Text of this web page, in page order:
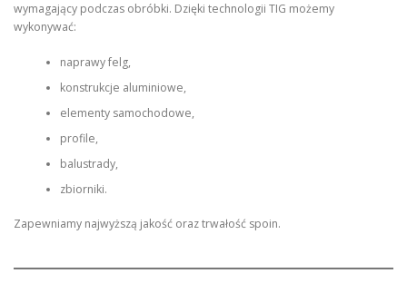
wymagający podczas obróbki. Dzięki technologii TIG możemy
wykonywać:
naprawy felg,
konstrukcje aluminiowe,
elementy samochodowe,
profile,
balustrady,
zbiorniki.
Zapewniamy najwyższą jakość oraz trwałość spoin.